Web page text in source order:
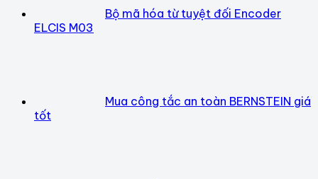
Bộ mã hóa từ tuyệt đối Encoder
ELCIS M03
Mua công tắc an toàn BERNSTEIN giá
tốt